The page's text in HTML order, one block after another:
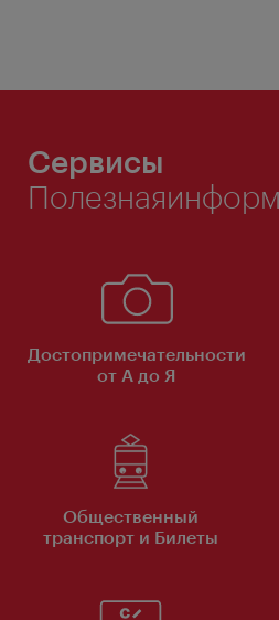
Сервисы
Достопримечательности
от А до Я
Общественный
транспорт и Билеты